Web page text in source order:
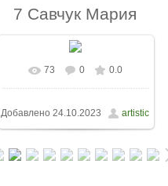
7 Савчук Мария
73 0 0.0
Добавлено 24.10.2023 artistic